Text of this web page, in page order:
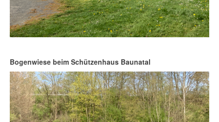
Bogenwiese beim Schützenhaus Baunatal